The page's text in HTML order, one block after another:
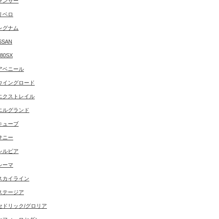
ベロ
グナム
ベニール
イングロード
クストレイル
ルグランド
ューブ
ニー
ルビア
ーマ
カイライン
テージア
ドリック/グロリア